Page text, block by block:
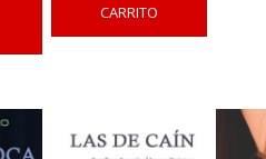
€2,49.
CARRITO